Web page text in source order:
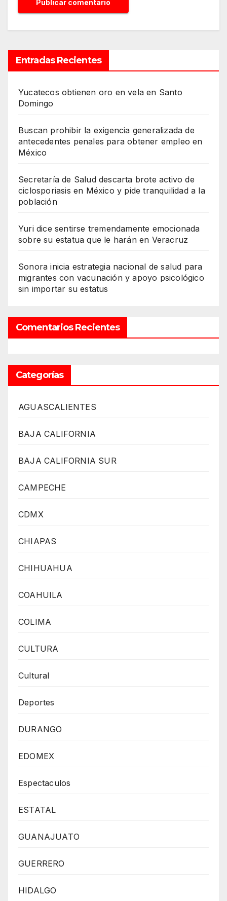
Entradas Recientes
Yucatecos obtienen oro en vela en Santo
Domingo
Buscan prohibir la exigencia generalizada de
antecedentes penales para obtener empleo en
México
Secretaría de Salud descarta brote activo de
ciclosporiasis en México y pide tranquilidad a la
población
Yuri dice sentirse tremendamente emocionada
sobre su estatua que le harán en Veracruz
Sonora inicia estrategia nacional de salud para
migrantes con vacunación y apoyo psicológico
sin importar su estatus
Comentarios Recientes
Categorías
AGUASCALIENTES
BAJA CALIFORNIA
BAJA CALIFORNIA SUR
CAMPECHE
CDMX
CHIAPAS
CHIHUAHUA
COAHUILA
COLIMA
CULTURA
Cultural
Deportes
DURANGO
EDOMEX
Espectaculos
ESTATAL
GUANAJUATO
GUERRERO
HIDALGO